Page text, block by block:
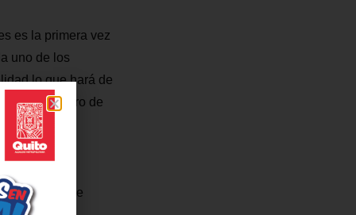
es la primera vez
uno de los
lo que hará de
de Metro de
de
conectar de